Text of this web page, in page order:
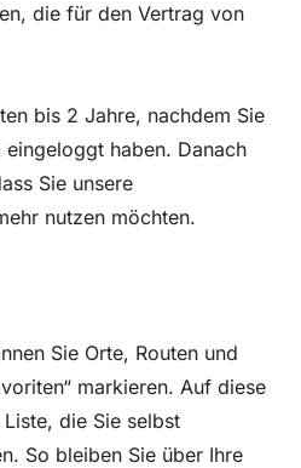
die für den Vertrag von
bis 2 Jahre, nachdem Sie
haben. Danach
Sie unsere
nutzen möchten.
Sie Orte, Routen und
markieren. Auf diese
die Sie selbst
So bleiben Sie über Ihre